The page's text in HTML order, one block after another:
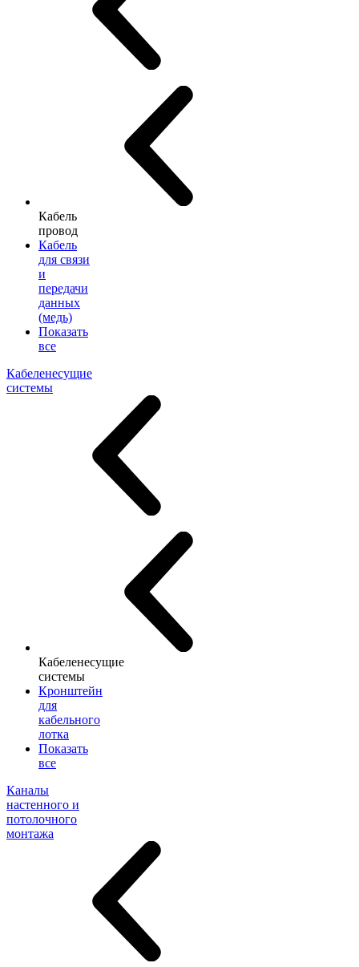
Кабель
провод
Кабель
для связи
и
передачи
данных
(медь)
Показать
все
Кабеленесущие
системы
Кабеленесущие
системы
Кронштейн
для
кабельного
лотка
Показать
все
Каналы
настенного и
потолочного
монтажа